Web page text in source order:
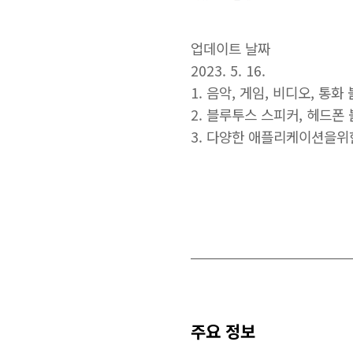
업데이트 날짜
2023. 5. 16.
1. 음악, 게임, 비디오, 통화
2. 블루투스 스피커, 헤드폰
3. 다양한 애플리케이션을
주요 정보